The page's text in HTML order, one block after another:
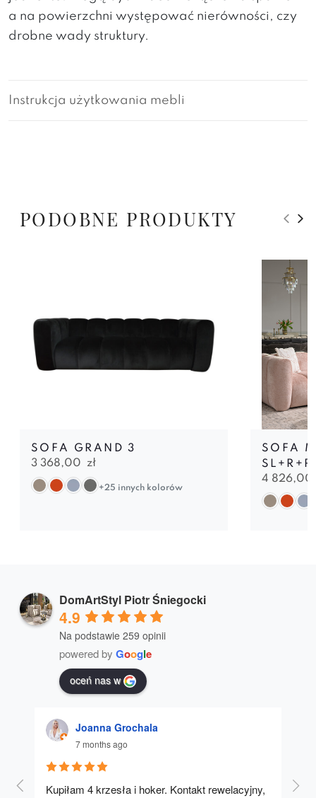
a na powierzchni występować nierówności, czy
drobne wady struktury.
Instrukcja użytkowania mebli
PODOBNE PRODUKTY
SOFA GRAND 3
3 368,00 zł
+25 innych kolorów
SOFA
SL+R+P
4 826,00
DomArtStyl Piotr Śniegocki
4.9
Na podstawie 259 opinii
powered by Google
oceń nas w
Joanna Grochala
7 months ago
Kupiłam 4 krzesła i hoker. Kontakt rewelacyjny,
A